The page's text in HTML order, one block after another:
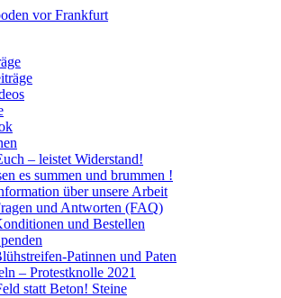
– leistet Widerstand!
es summen und brummen !
über unsere Arbeit
und Antworten (FAQ)
und Bestellen
Patinnen und Paten
– Protestknolle 2021
statt Beton! Steine